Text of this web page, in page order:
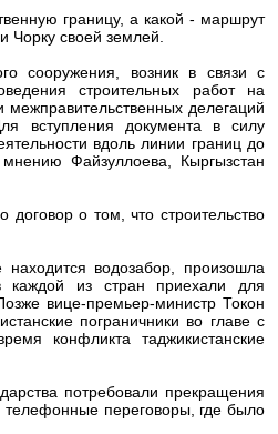
границу, а какой - маршрут
Чорку своей землей.
сооружения, возник в связи с
строительных работ на
делегаций
вступления документа в силу
вдоль линии границ до
Файзуллоева, Кыргызстан
о том, что строительство
водозабор, произошла
каждой из стран приехали для
вице-премьер-министр Токон
пограничники во главе с
конфликта таджикистанские
потребовали прекращения
телефонные переговоры, где было